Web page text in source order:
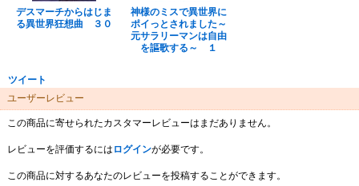
デスマーチからはじま
る異世界狂想曲 ３０
神様のミスで異世界に
ポイっとされました～
元サラリーマンは自由
を謳歌する～ １
ツイート
ユーザーレビュー
この商品に寄せられたカスタマーレビューはまだありません。
レビューを評価するには ログインが必要です。
この商品に対するあなたのレビューを投稿することができます。